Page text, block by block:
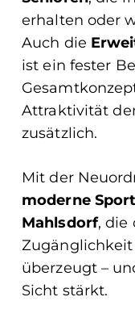
erhalten oder
Auch die
ist ein fester
Attraktivität
zusätzlich.
Mit der
moderne
Mahlsdorf, die
überzeugt –
Sicht stärkt.